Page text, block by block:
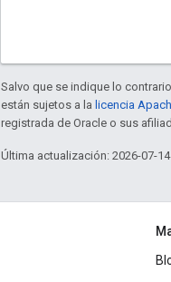
Salvo que se indique lo
están sujetos a la licencia
registrada de Oracle o sus
Última actualización: 2026-07-14